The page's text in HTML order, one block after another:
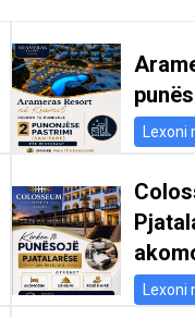
Lexoni
Lexoni